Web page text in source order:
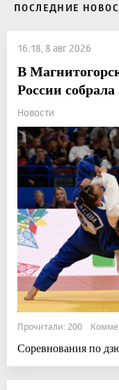
ПОСЛЕДНИЕ
16:18, 8 авг 2026
В
России
Новости
Прочитали: 200
Соревнования по